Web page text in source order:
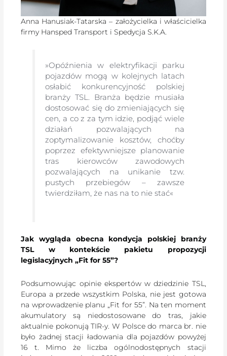
Anna Hanusiak-Tatarska – założycielka i właścicielka
firmy Hansped Transport i Spedycja S.K.A.
»Opóźnienia w elektryfikacji parku
pojazdów mogą w kolejnych latach
osłabić konkurencyjność polskiej
branży TSL. Branża będzie musiała
dostosować się do zmieniających się
cen, a co z za tym idzie, podjąć wiele
działań pozwalających na
zoptymalizowanie kosztów, choćby
poprzez efektywniejsze planowanie
tras kierowców zawodowych
pozwalających na unikanie tzw.
pustych przebiegów – zawsze
twierdziłam, że nas na to nie stać«
Jak wygląda obecna kondycja polskiej branży
TSL w kontekście pakietu propozycji
legislacyjnych „Fit for 55”?
Podsumowując opinie ekspertów w dziedzinie TSL,
Europa a przede wszystkim Polska, nie jest gotowa
na wprowadzenie planu „Fit for 55”. Na ten moment
akumulatory są niedostosowane do tras, jakie
aktualnie pokonują TIR-y. W Polsce do marca br. nie
było żadnej stacji ładowania dla pojazdów powyżej
16 t. Mimo że liczba ogólnodostępnych stacji